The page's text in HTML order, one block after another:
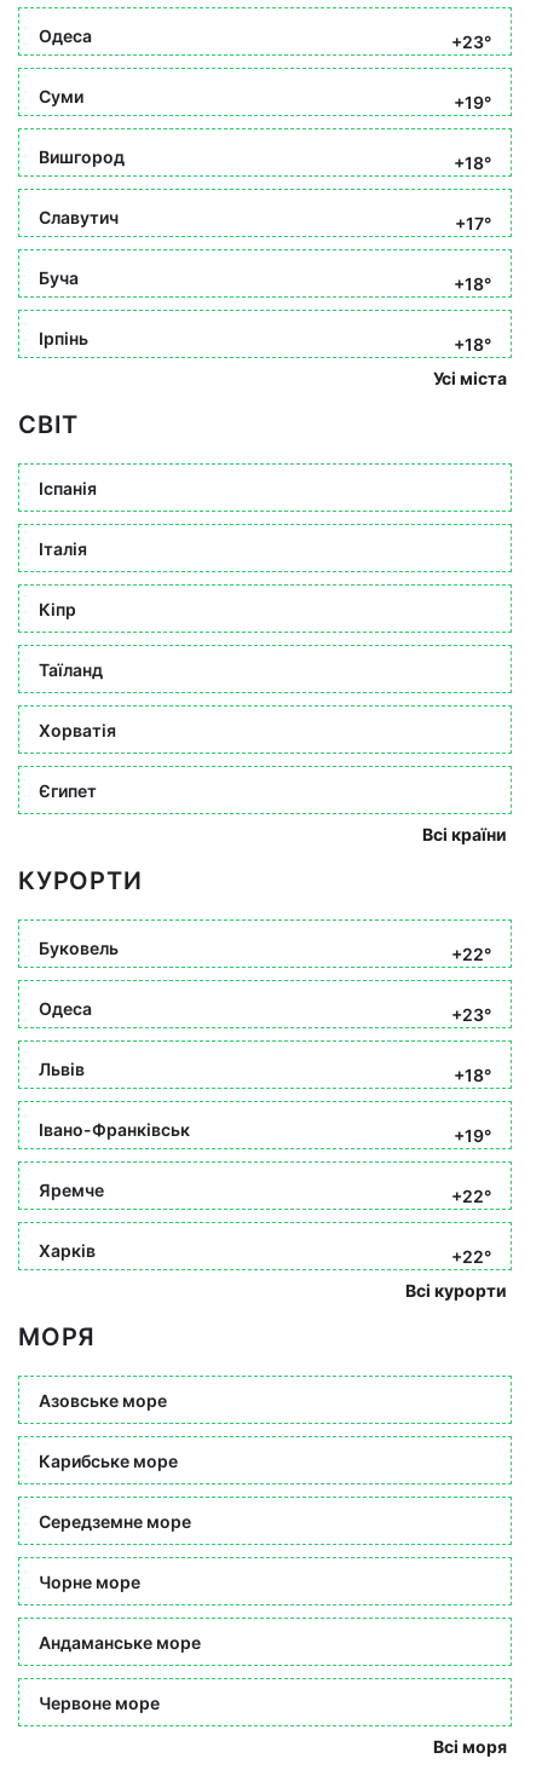
Одеса +23°
Суми +19°
Вишгород +18°
Славутич +17°
Буча +18°
Ірпінь
+18°
Усі міста
СВІТ
Іспанія
Італія
Кіпр
Таїланд
Хорватія
Єгипет
Всі країни
КУРОРТИ
Буковель +22°
Одеса +23°
Львів +18°
Івано-Франківськ +19°
Яремче +22°
Харків
+22°
Всі курорти
МОРЯ
Азовське море
Карибське море
Середземне море
Чорне море
Андаманське море
Червоне море
Всі моря